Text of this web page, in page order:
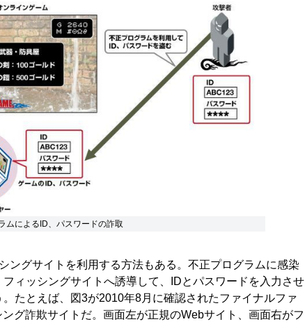
によるID、パスワードの詐取
ングサイトを利用する方法もある。不正プログラムに感染
フィッシングサイトへ誘導して、IDとパスワードを入力させ
たとえば、図3が2010年8月に確認されたファイナルファ
グ詐欺サイトだ。画面左が正規のWebサイト、画面右がフ